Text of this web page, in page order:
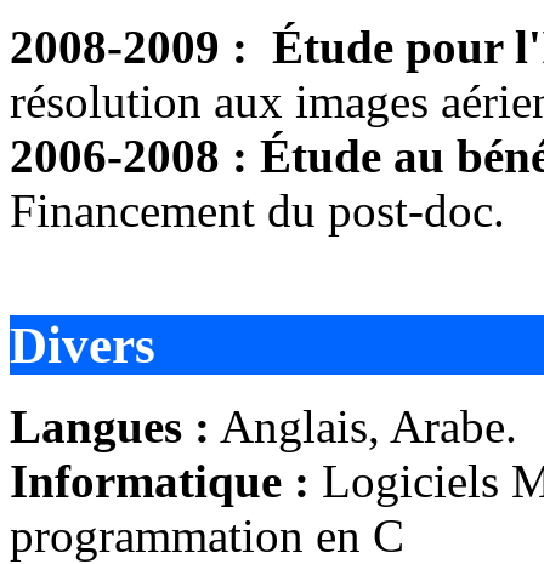
2008-2009 : Étude pour
résolution aux images
2006-2008 : Étude au
Financement du post-doc.
Divers
Langues : Anglais, Arabe.
Informatique : Logiciels
programmation en C